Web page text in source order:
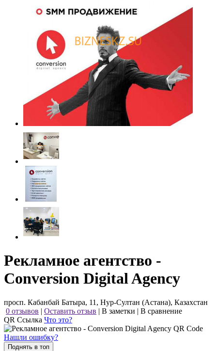
Рекламное агентство -
Conversion Digital Agency
просп. Кабанбай Батыра, 11, Нур-Султан (Астана), Казахстан
0 отзывов | Оставить отзыв | В заметки | В сравнение
QR Ссылка Что это?
Нашли ошибку?
Поднять в топ